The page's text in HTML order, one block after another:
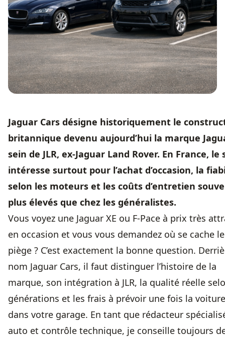
Jaguar Cars désigne historiquement le
britannique devenu aujourd’hui la marque
sein de JLR, ex-Jaguar Land Rover. En France, le
intéresse surtout pour l’achat d’occasion, la
selon les moteurs et les coûts d’entretien
plus élevés que chez les généralistes.
Vous voyez une Jaguar XE ou F-Pace à prix très
en occasion et vous vous demandez où se cache le
piège ? C’est exactement la bonne question.
nom Jaguar Cars, il faut distinguer l’histoire de la
marque, son intégration à JLR, la qualité réelle
générations et les frais à prévoir une fois la voiture
dans votre garage. En tant que rédacteur
auto et contrôle technique, je conseille toujours